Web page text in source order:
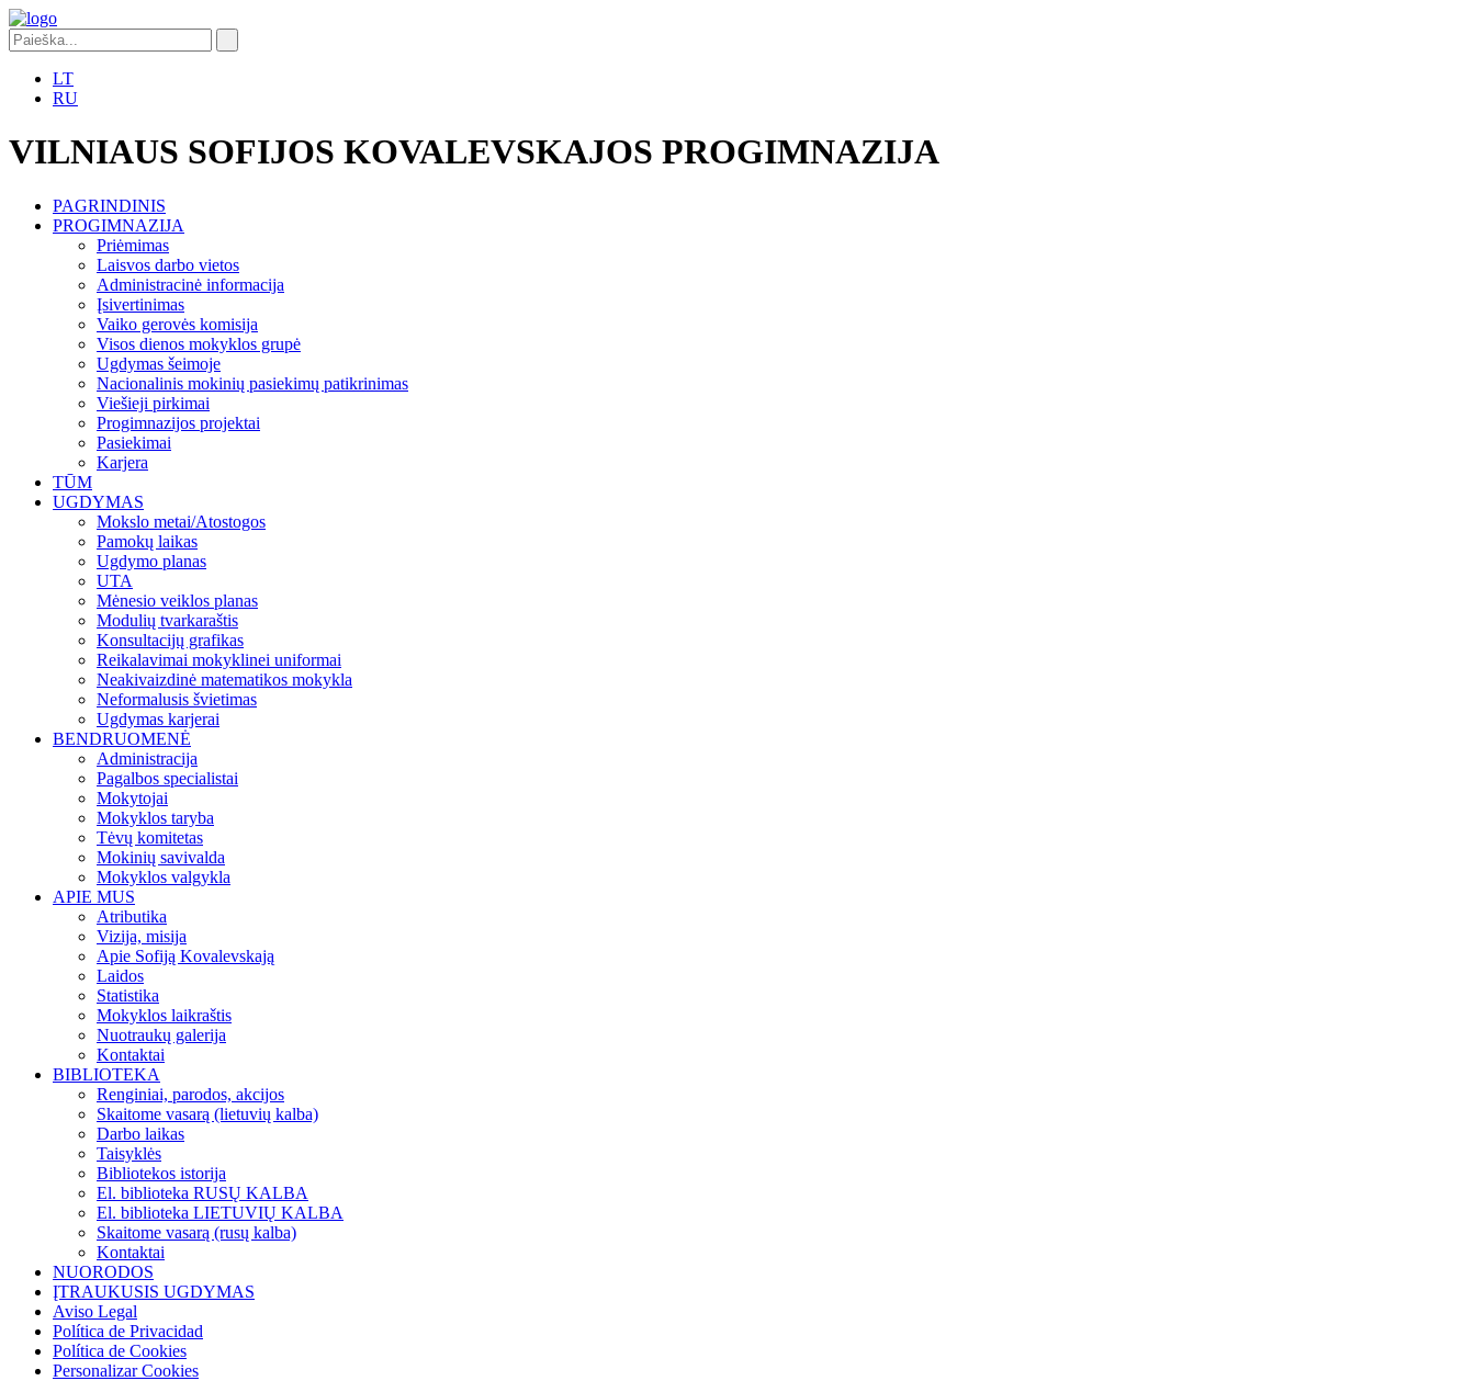
LT
RU
VILNIAUS SOFIJOS KOVALEVSKAJOS PROGIMNAZIJA
PAGRINDINIS
PROGIMNAZIJA
Priėmimas
Laisvos darbo vietos
Administracinė informacija
Įsivertinimas
Vaiko gerovės komisija
Visos dienos mokyklos grupė
Ugdymas šeimoje
Nacionalinis mokinių pasiekimų patikrinimas
Viešieji pirkimai
Progimnazijos projektai
Pasiekimai
Karjera
TŪM
UGDYMAS
Mokslo metai/Atostogos
Pamokų laikas
Ugdymo planas
UTA
Mėnesio veiklos planas
Modulių tvarkaraštis
Konsultacijų grafikas
Reikalavimai mokyklinei uniformai
Neakivaizdinė matematikos mokykla
Neformalusis švietimas
Ugdymas karjerai
BENDRUOMENĖ
Administracija
Pagalbos specialistai
Mokytojai
Mokyklos taryba
Tėvų komitetas
Mokinių savivalda
Mokyklos valgykla
APIE MUS
Atributika
Vizija, misija
Apie Sofiją Kovalevskają
Laidos
Statistika
Mokyklos laikraštis
Nuotraukų galerija
Kontaktai
BIBLIOTEKA
Renginiai, parodos, akcijos
Skaitome vasarą (lietuvių kalba)
Darbo laikas
Taisyklės
Bibliotekos istorija
El. biblioteka RUSŲ KALBA
El. biblioteka LIETUVIŲ KALBA
Skaitome vasarą (rusų kalba)
Kontaktai
NUORODOS
ĮTRAUKUSIS UGDYMAS
Aviso Legal
Política de Privacidad
Política de Cookies
Personalizar Cookies